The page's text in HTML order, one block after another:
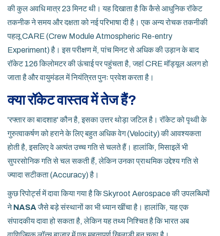
की कुल अवधि मात्र 23 मिनट थी। यह दिखाता है कि कैसे आधुनिक रॉकेट
तकनीक ने समय और दक्षता को नई परिभाषा दी है। एक अन्य रोचक तकनीकी
पहलू CARE (Crew Module Atmospheric Re-entry
Experiment) है। इस परीक्षण में, पांच मिनट से अधिक की उड़ान के बाद
रॉकेट 126 किलोमटर की ऊंचाई पर पहुंचता है, जहां CRE मॉड्यूल अलग हो
जाता है और वायुमंडल में नियंत्रित पुनः प्रवेश करता है।
क्या रॉकेट वास्तव में तेज हैं?
'रफ्तार का बादशाह' कौन है, इसका उत्तर थोड़ा जटिल है। रॉकेट को पृथ्वी के
गुरुत्वाकर्षण को हराने के लिए बहुत अधिक वेग (Velocity) की आवश्यकता
होती है, इसलिए वे अत्यंत उच्च गति से चलते हैं। हालांकि, मिसाइलें भी
सुपरसोनिक गति से चल सकती हैं, लेकिन उनका प्राथमिक उद्देश्य गति से
ज्यादा सटीकता (Accuracy) है।
कुछ रिपोर्ट्स में दावा किया गया है कि Skyroot Aerospace की उपलब्धियों
नेNASAजैसे बड़े संस्थानों का भी ध्यान खींचा है। हालांकि, यह एक
संपादकीय दावा हो सकता है, लेकिन यह तथ्य निश्चित है कि भारत अब